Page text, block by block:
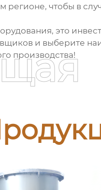
регионе, чтобы в
это
и выберите
производства!